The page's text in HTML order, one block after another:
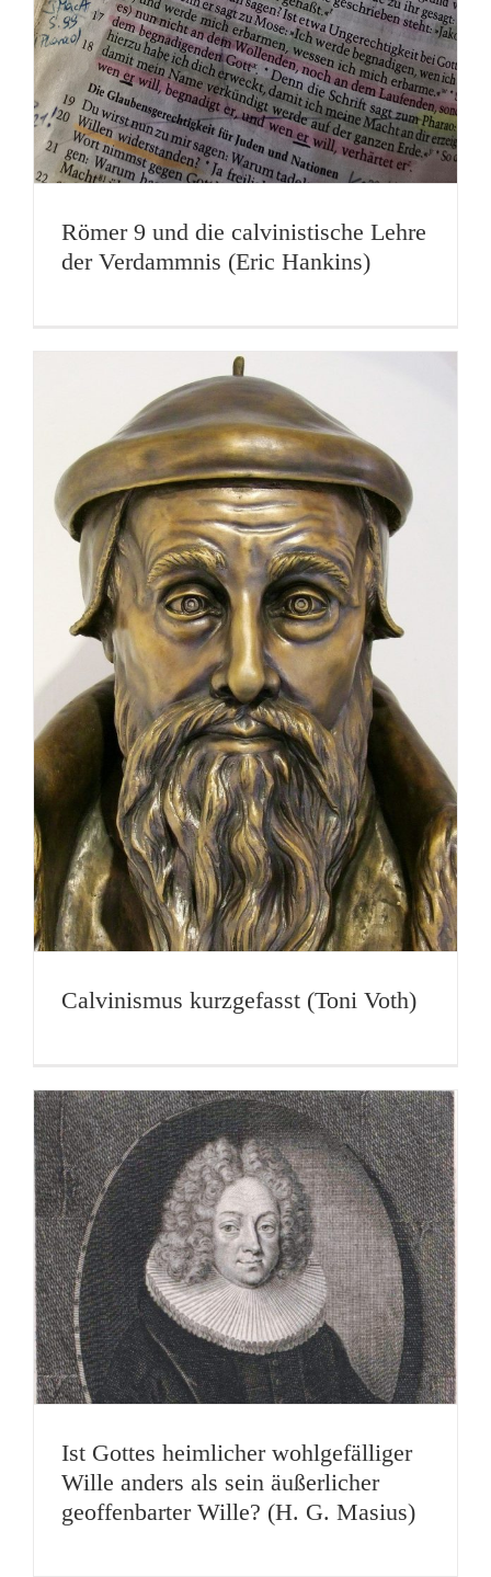
Römer 9 und die calvinistische Lehre
der Verdammnis (Eric Hankins)
Calvinismus kurzgefasst (Toni Voth)
Ist Gottes heimlicher wohlgefälliger
Wille anders als sein äußerlicher
geoffenbarter Wille? (H. G. Masius)